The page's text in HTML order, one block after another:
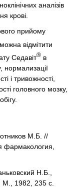
аналізів
крові.
прийому
відмітити
Седавіт® в
нормализації
і тривожності,
головного мозку,
М.Б. //
фармакология,
Н.Б.,
М., 1982, 235 с.